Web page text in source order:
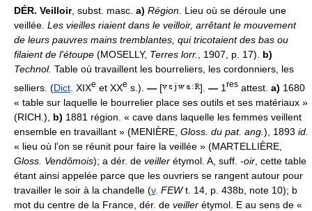
DÉR. Veilloir, subst. masc. a) Région. Lieu où se déroule une
veillée. Les vieilles riaient dans le veilloir, arrêtant le mouvement
de leurs pauvres mains tremblantes, qui tricotaient des bas ou
filaient de l'étoupe (MOSELLY, Terres lorr. , 1907, p. 17). b)
Technol. Table où travaillent les bourreliers, les cordonniers, les
selliers. (Dict . XIXe et XXe s.). — [ ]. — 1 res attest. a) 1680
« table sur laquelle le bourrelier place ses outils et ses matériaux »
(RICH.), b) 1881 région. « cave dans laquelle les femmes veillent
ensemble en travaillant » (MENIÈRE, Gloss. du pat. ang. ), 1893 id.
« lieu où l'on se réunit pour faire la veillée » (MARTELLIÈRE,
Gloss. Vendômois); a dér. de veiller étymol. A, suff. -oir , cette table
étant ainsi appelée parce que les ouvriers se rangent autour pour
travailler le soir à la chandelle (v. FEWt. 14, p. 438b, note 10); b
mot du centre de la France, dér. de veiller étymol. E au sens de «